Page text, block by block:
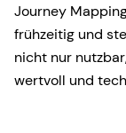
Journey
frühzeitig und
nicht nur
wertvoll und